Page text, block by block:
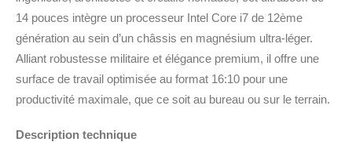
14 pouces intègre un processeur Intel Core i7 de 12ème
génération au sein d’un châssis en magnésium ultra-léger.
Alliant robustesse militaire et élégance premium, il offre une
surface de travail optimisée au format 16:10 pour une
productivité maximale, que ce soit au bureau ou sur le terrain.
Description technique